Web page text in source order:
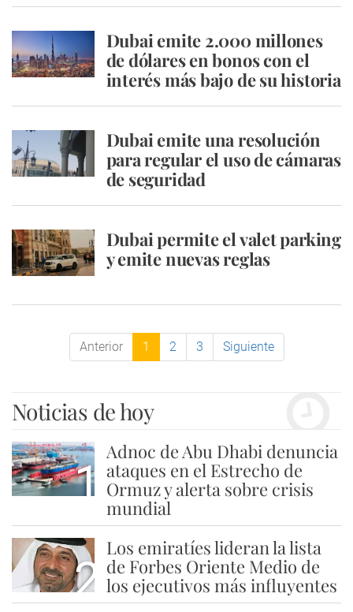
Dubai emite 2.000 millones
de dólares en bonos con el
interés más bajo de su historia
Dubai emite una resolución
para regular el uso de cámaras
de seguridad
Dubai permite el valet parking
y emite nuevas reglas
Anterior 1 2 3 Siguiente
Noticias de hoy
1
Adnoc de Abu Dhabi denuncia
ataques en el Estrecho de
Ormuz y alerta sobre crisis
mundial
2
Los emiratíes lideran la lista
de Forbes Oriente Medio de
los ejecutivos más influyentes